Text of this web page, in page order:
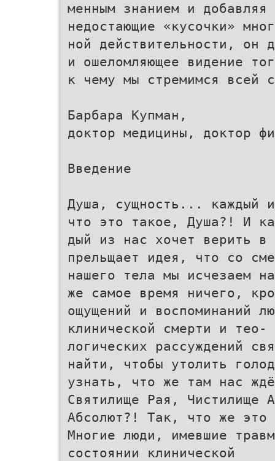
менным знанием и добавляя
недостающие «кусочки»
ной действительности, он
и ошеломляющее видение
к чему мы стремимся всей
Барбара Купман,
доктор медицины, доктор
Введение
Душа, сущность... каждый
что это такое, Душа?! И
дый из нас хочет верить
прельщает идея, что со
нашего тела мы исчезаем
же самое время ничего,
ощущений и воспоминаний
клинической смерти и тео-
логических рассуждений
найти, чтобы утолить
узнать, что же там нас
Святилище Рая, Чистилище
Абсолют?! Так, что же это
Многие люди, имевшие
состоянии клинической